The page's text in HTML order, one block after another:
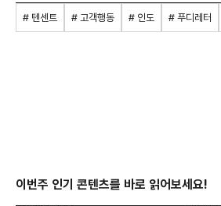
# 텐센트 # 고객행동 # 인도 # 푸디레터
이번주 인기 콘텐츠를 바로 읽어보세요!